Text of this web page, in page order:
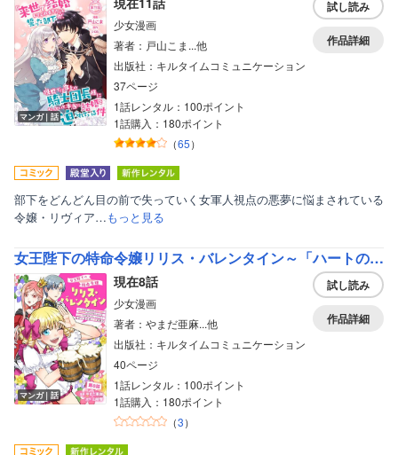
マンガ｜話
少女漫画
著者：戸山こま...他
出版社：キルタイムコミュニケーション
37ページ
1話レンタル：100ポイント
1話購入：180ポイント
（65）
試し読み
作品詳細
部下をどんどん目の前で失っていく女軍人視点の悪夢に悩まされている
令嬢・リヴィア…もっと見る
女王陛下の特命令嬢リリス・バレンタイン～「ハートの女王」と呼ばれる高慢令嬢が婚約破棄しようと王子をたぶらかすヒロインをスカウトしたら、よりによってとびっきりのバカが来た～
マンガ｜話
現在8話
少女漫画
著者：やまだ亜麻...他
出版社：キルタイムコミュニケーション
40ページ
1話レンタル：100ポイント
1話購入：180ポイント
（3）
試し読み
作品詳細